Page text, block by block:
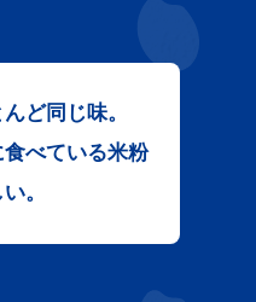
ど同じ味。
べている米粉
。